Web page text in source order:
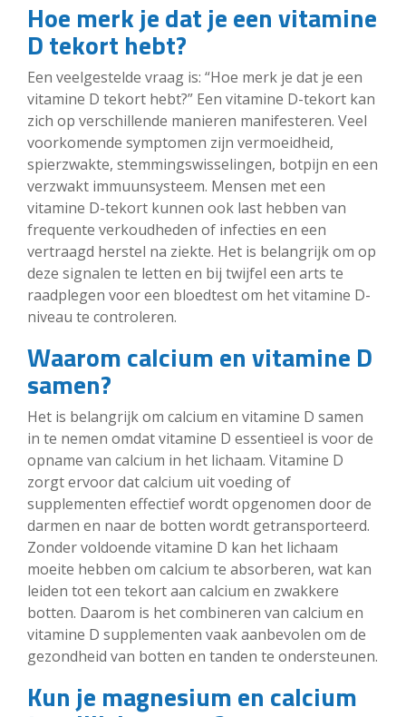
Hoe merk je dat je een vitamine
D tekort hebt?
Een veelgestelde vraag is: “Hoe merk je dat je een
vitamine D tekort hebt?” Een vitamine D-tekort kan
zich op verschillende manieren manifesteren. Veel
voorkomende symptomen zijn vermoeidheid,
spierzwakte, stemmingswisselingen, botpijn en een
verzwakt immuunsysteem. Mensen met een
vitamine D-tekort kunnen ook last hebben van
frequente verkoudheden of infecties en een
vertraagd herstel na ziekte. Het is belangrijk om op
deze signalen te letten en bij twijfel een arts te
raadplegen voor een bloedtest om het vitamine D-
niveau te controleren.
Waarom calcium en vitamine D
samen?
Het is belangrijk om calcium en vitamine D samen
in te nemen omdat vitamine D essentieel is voor de
opname van calcium in het lichaam. Vitamine D
zorgt ervoor dat calcium uit voeding of
supplementen effectief wordt opgenomen door de
darmen en naar de botten wordt getransporteerd.
Zonder voldoende vitamine D kan het lichaam
moeite hebben om calcium te absorberen, wat kan
leiden tot een tekort aan calcium en zwakkere
botten. Daarom is het combineren van calcium en
vitamine D supplementen vaak aanbevolen om de
gezondheid van botten en tanden te ondersteunen.
Kun je magnesium en calcium